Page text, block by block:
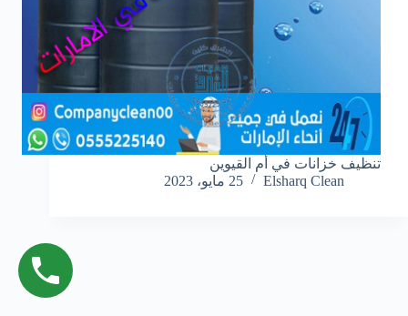
تنظيف خزانات في أم القيوين
Elsharq Clean
25 مايو، 2023